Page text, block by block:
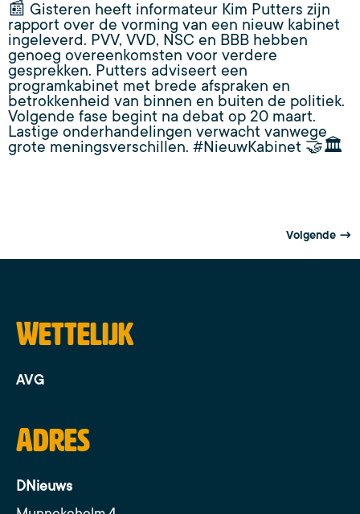
📰 Gisteren heeft informateur Kim Putters zijn
rapport over de vorming van een nieuw kabinet
ingeleverd. PVV, VVD, NSC en BBB hebben
genoeg overeenkomsten voor verdere
gesprekken. Putters adviseert een
programkabinet met brede afspraken en
betrokkenheid van binnen en buiten de politiek.
Volgende fase begint na debat op 20 maart.
Lastige onderhandelingen verwacht vanwege
grote meningsverschillen. #NieuwKabinet 🤝🏛️
Volgende →
Wettelijk
AVG
Adres
DNieuws